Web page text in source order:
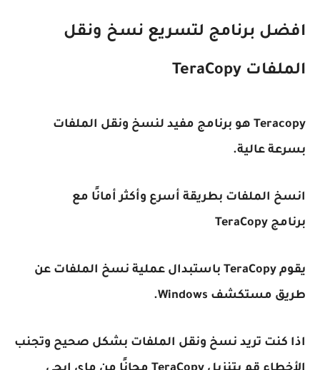
افضل برنامج لتسريع نسخ ونقل
الملفات TeraCopy
Teracopy هو برنامج مفيد لنسخ ونقل الملفات
بسرعة عالية.
انسخ الملفات بطريقة أسرع وأكثر أمانًا مع
برنامج TeraCopy
يقوم TeraCopy باستبدال عملية نسخ الملفات عن
طريق مستكشف Windows.
اذا كنت تريد نسخ ونقل الملفات بشكل صحيح وتجنب